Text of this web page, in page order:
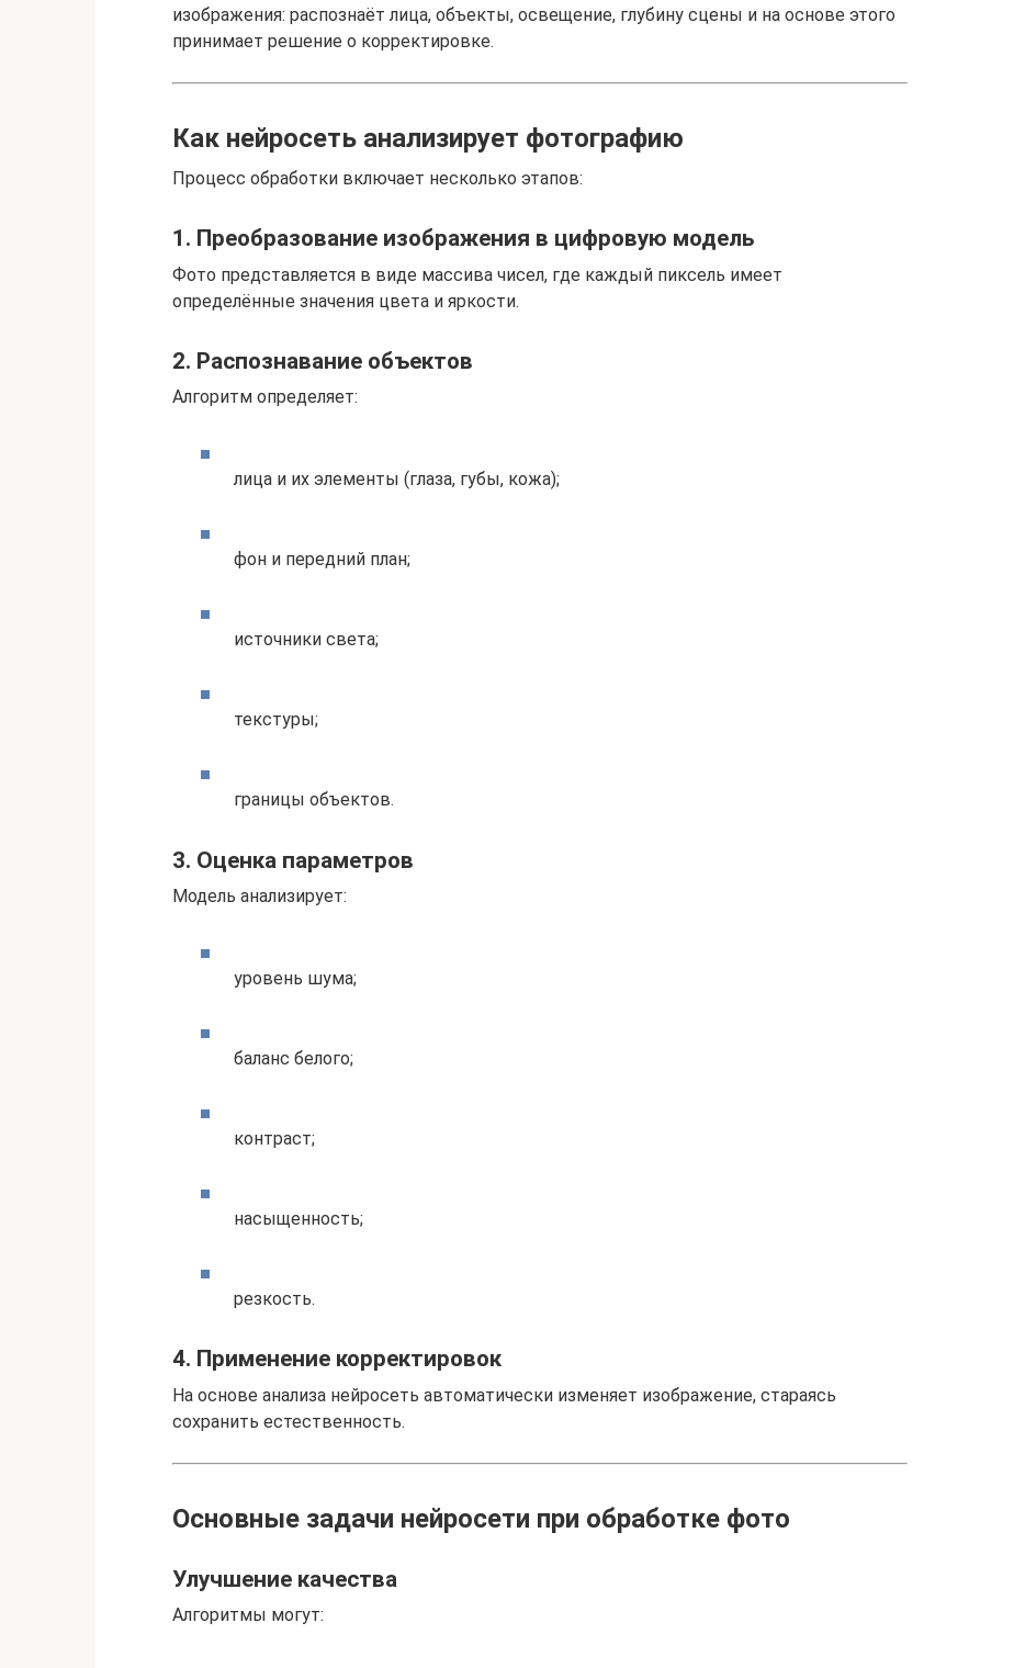
изображения: распознаёт лица, объекты, освещение, глубину сцены и на основе этого
принимает решение о корректировке.
Как нейросеть анализирует фотографию
Процесс обработки включает несколько этапов:
1. Преобразование изображения в цифровую модель
Фото представляется в виде массива чисел, где каждый пиксель имеет
определённые значения цвета и яркости.
2. Распознавание объектов
Алгоритм определяет:
лица и их элементы (глаза, губы, кожа);
фон и передний план;
источники света;
текстуры;
границы объектов.
3. Оценка параметров
Модель анализирует:
уровень шума;
баланс белого;
контраст;
насыщенность;
резкость.
4. Применение корректировок
На основе анализа нейросеть автоматически изменяет изображение, стараясь
сохранить естественность.
Основные задачи нейросети при обработке фото
Улучшение качества
Алгоритмы могут: